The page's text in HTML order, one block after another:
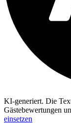
KI-generiert. Die
Gästebewertungen
einsetzen